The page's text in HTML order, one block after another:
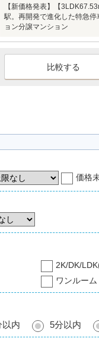
【新価格発表】【
駅。再開発で進化した特急
ョン分譲マンション
価格
2K/DK/
ワンルーム
以内 5分以内